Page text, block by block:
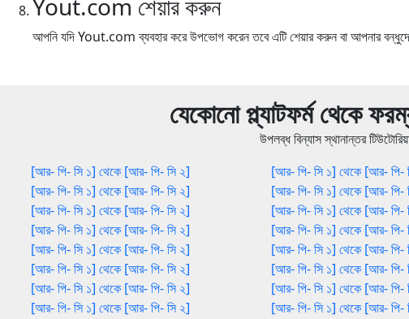
Yout.com শেয়ার করুন
আপনি যদি Yout.com ব্যবহার করে উপভোগ করেন তবে এটি শেয়ার করুন বা আপনার
যেকোনো প্ল্যাটফর্ম থেকে
উপলব্ধ বিন্যাস স্থানান্তর
[আর- পি- সি ১] থেকে [আর- পি- সি ২]
[আর- পি- সি ১] থেকে [আর- পি- সি ২]
[আর- পি- সি ১] থেকে [আর- পি- সি ২]
[আর- পি- সি ১] থেকে [আর- পি- সি ২]
[আর- পি- সি ১] থেকে [আর- পি- সি ২]
[আর- পি- সি ১] থেকে [আর- পি- সি ২]
[আর- পি- সি ১] থেকে [আর- পি- সি ২]
[আর- পি- সি ১] থেকে [আর- পি- সি ২]
[আর- পি- সি ১] থেকে [আর- পি-
[আর- পি- সি ১] থেকে [আর- পি-
[আর- পি- সি ১] থেকে [আর- পি-
[আর- পি- সি ১] থেকে [আর- পি-
[আর- পি- সি ১] থেকে [আর- পি-
[আর- পি- সি ১] থেকে [আর- পি-
[আর- পি- সি ১] থেকে [আর- পি-
[আর- পি- সি ১] থেকে [আর- পি-